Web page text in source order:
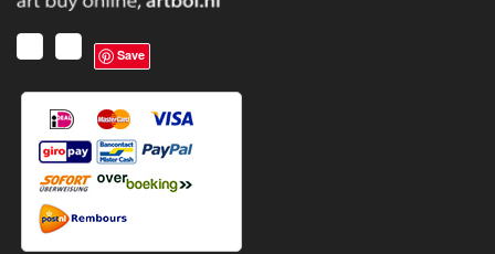
Save